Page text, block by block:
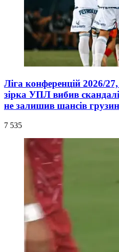
Ліга конференцій 2026/
зірка УПЛ вибив
не залишив шансів
7 535